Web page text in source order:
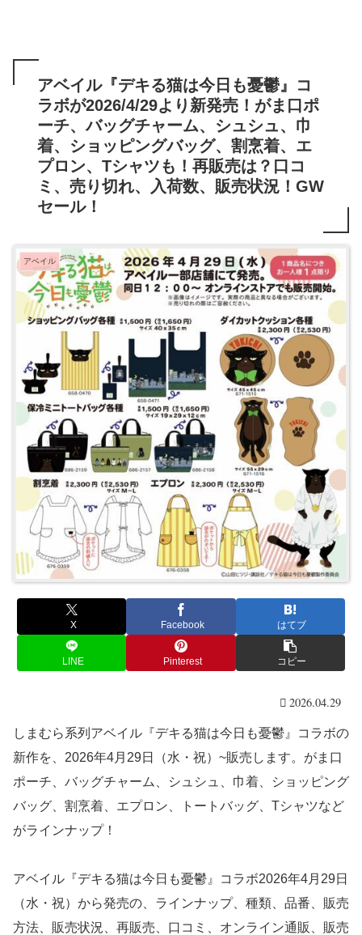
アベイル『デキる猫は今日も憂鬱』コ
ラボが2026/4/29より新発売！がま口ポ
ーチ、バッグチャーム、シュシュ、巾
着、ショッピングバッグ、割烹着、エ
プロン、Tシャツも！再販売は？口コ
ミ、売り切れ、入荷数、販売状況！GW
セール！
アベイル
X Facebook はてブ
LINE Pinterest コピー
2026.04.29
しまむら系列アベイル『デキる猫は今日も憂鬱』コラボの
新作を、2026年4月29日（水・祝）~販売します。がま口
ポーチ、バッグチャーム、シュシュ、巾着、ショッピング
バッグ、割烹着、エプロン、トートバッグ、Tシャツなど
がラインナップ！
アベイル『デキる猫は今日も憂鬱』コラボ2026年4月29日
（水・祝）から発売の、ラインナップ、種類、品番、販売
方法、販売状況、再販売、口コミ、オンライン通販、販売